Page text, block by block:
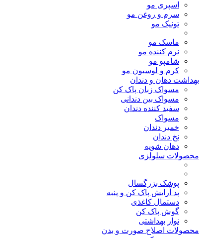
اسپری مو
سرم و روغن مو
تونیک مو
ماسک مو
نرم کننده مو
شامپو مو
کرم و لوسیون مو
بهداشت دهان و دندان
مسواک زبان پاک کن
مسواک بین دندانی
سفید کننده دندان
مسواک
خمیر دندان
نخ دندان
دهان شویه
محصولات سلولزی
پوشک بزرگسال
پد آرایش پاک کن و پنبه
دستمال کاغذی
گوش پاک کن
نوار بهداشتی
محصولات اصلاح صورت و بدن